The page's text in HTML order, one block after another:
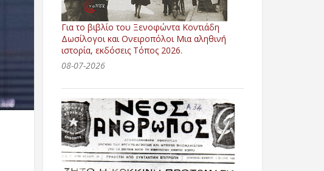
Για το βιβλίο του Ξενοφώντα Κοντιάδη
Δωσίλογοι και Ονειροπόλοι Μια αληθινή
ιστορία, εκδόσεις Τόπος 2026.
08-07-2026